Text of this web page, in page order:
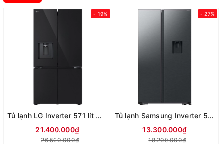
- 19%
Tủ lạnh LG Inverter 571 lít Multi Door F58BGD
21.400.000₫
26.500.000₫
- 27%
Tủ lạnh Samsung Inverter 578 lít Side By Side RS57DG410EB4SV
13.300.000₫
18.200.000₫